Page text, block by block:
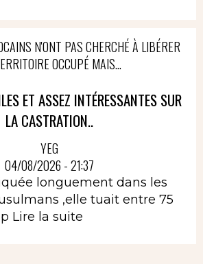
N'ONT PAS CHERCHÉ À LIBÉRER
OCCUPÉ MAIS...
ET ASSEZ INTÉRESSANTES SUR
LA CASTRATION..
YEG
04/08/2026 - 21:37
longuement dans les
,elle tuait entre 75
Lire la suite